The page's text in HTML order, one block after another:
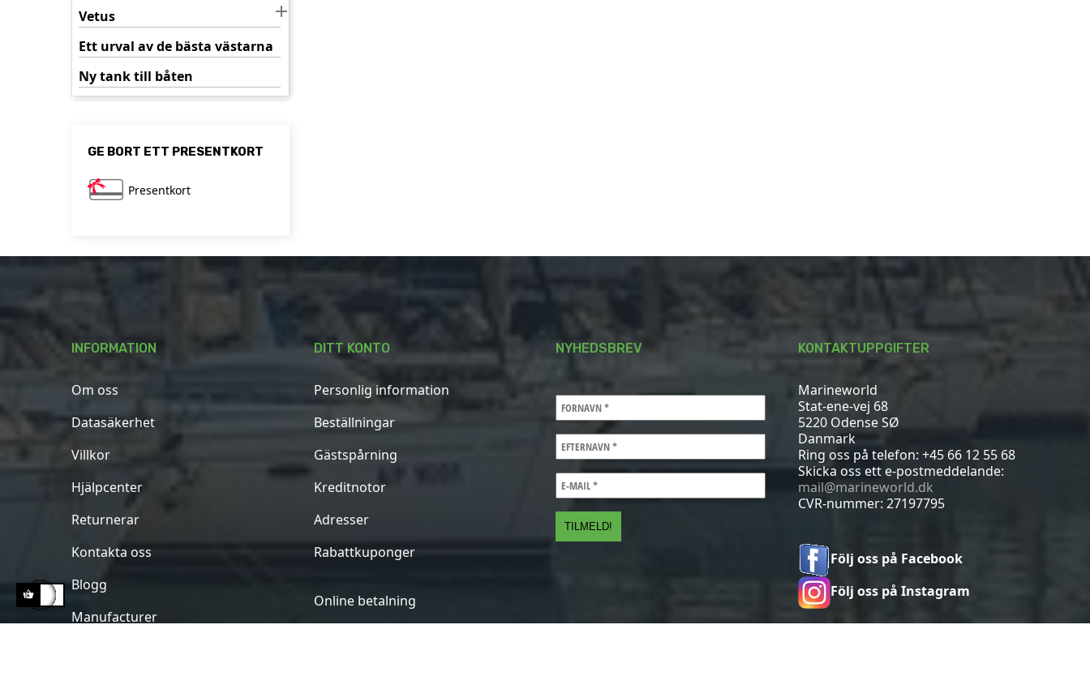
Vetus 
Ett urval av de bästa västarna
Ny tank till båten
GE BORT ETT PRESENTKORT
Presentkort
INFORMATION
Om oss
Datasäkerhet
Villkor
Hjälpcenter
Returnerar
Kontakta oss
Blogg
Manufacturer
DITT KONTO
Personlig information
Beställningar
Gästspårning
Kreditnotor
Adresser
Rabattkuponger
Online betalning
NYHEDSBREV KONTAKTUPPGIFTER
Marineworld
Stat-ene-vej 68
5220 Odense SØ
Danmark
Ring oss på telefon: +45 66 12 55 68
Skicka oss ett e-postmeddelande:
mail@marineworld.dk
CVR-nummer: 27197795
Följ oss på Facebook
Följ oss på Instagram